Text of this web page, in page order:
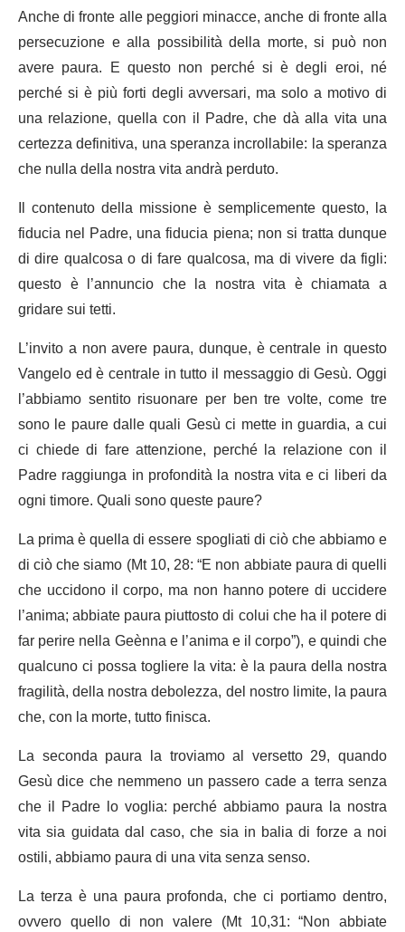
Anche di fronte alle peggiori minacce, anche di fronte alla
persecuzione e alla possibilità della morte, si può non
avere paura. E questo non perché si è degli eroi, né
perché si è più forti degli avversari, ma solo a motivo di
una relazione, quella con il Padre, che dà alla vita una
certezza definitiva, una speranza incrollabile: la speranza
che nulla della nostra vita andrà perduto.
Il contenuto della missione è semplicemente questo, la
fiducia nel Padre, una fiducia piena; non si tratta dunque
di dire qualcosa o di fare qualcosa, ma di vivere da figli:
questo è l’annuncio che la nostra vita è chiamata a
gridare sui tetti.
L’invito a non avere paura, dunque, è centrale in questo
Vangelo ed è centrale in tutto il messaggio di Gesù. Oggi
l’abbiamo sentito risuonare per ben tre volte, come tre
sono le paure dalle quali Gesù ci mette in guardia, a cui
ci chiede di fare attenzione, perché la relazione con il
Padre raggiunga in profondità la nostra vita e ci liberi da
ogni timore. Quali sono queste paure?
La prima è quella di essere spogliati di ciò che abbiamo e
di ciò che siamo (Mt 10, 28: “E non abbiate paura di quelli
che uccidono il corpo, ma non hanno potere di uccidere
l’anima; abbiate paura piuttosto di colui che ha il potere di
far perire nella Geènna e l’anima e il corpo”), e quindi che
qualcuno ci possa togliere la vita: è la paura della nostra
fragilità, della nostra debolezza, del nostro limite, la paura
che, con la morte, tutto finisca.
La seconda paura la troviamo al versetto 29, quando
Gesù dice che nemmeno un passero cade a terra senza
che il Padre lo voglia: perché abbiamo paura la nostra
vita sia guidata dal caso, che sia in balia di forze a noi
ostili, abbiamo paura di una vita senza senso.
La terza è una paura profonda, che ci portiamo dentro,
ovvero quello di non valere (Mt 10,31: “Non abbiate